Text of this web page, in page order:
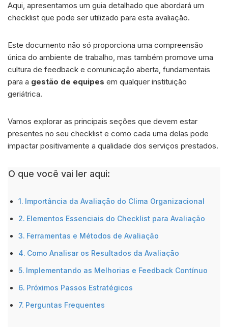
Aqui, apresentamos um guia detalhado que abordará um
checklist que pode ser utilizado para esta avaliação.
Este documento não só proporciona uma compreensão
única do ambiente de trabalho, mas também promove uma
cultura de feedback e comunicação aberta, fundamentais
para a gestão de equipes em qualquer instituição
geriátrica.
Vamos explorar as principais seções que devem estar
presentes no seu checklist e como cada uma delas pode
impactar positivamente a qualidade dos serviços prestados.
O que você vai ler aqui:
Importância da Avaliação do Clima Organizacional
Elementos Essenciais do Checklist para Avaliação
Ferramentas e Métodos de Avaliação
Como Analisar os Resultados da Avaliação
Implementando as Melhorias e Feedback Contínuo
Próximos Passos Estratégicos
Perguntas Frequentes